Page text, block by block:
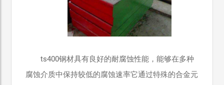
ts400钢材具有良好的耐腐蚀性能，能够在多种
腐蚀介质中保持较低的腐蚀速率它通过特殊的合金元